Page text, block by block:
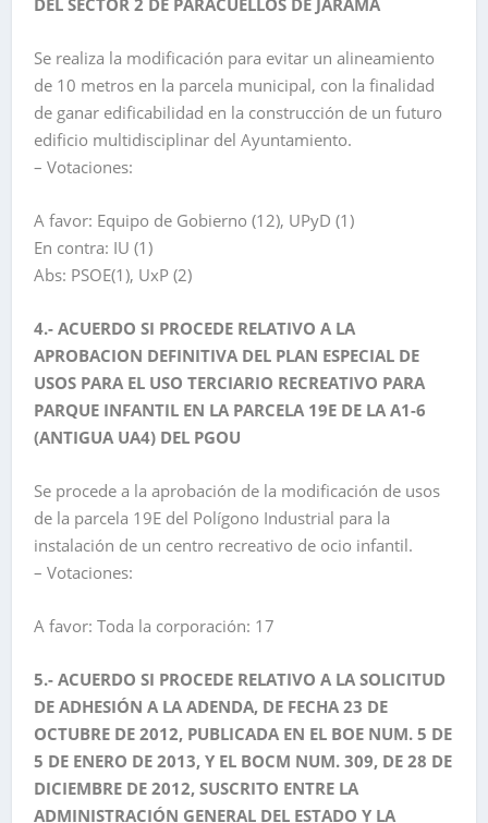
DEL SECTOR 2 DE PARACUELLOS DE JARAMA
Se realiza la modificación para evitar un alineamiento
de 10 metros en la parcela municipal, con la finalidad
de ganar edificabilidad en la construcción de un futuro
edificio multidisciplinar del Ayuntamiento.
– Votaciones:
A favor: Equipo de Gobierno (12), UPyD (1)
En contra: IU (1)
Abs: PSOE(1), UxP (2)
4.- ACUERDO SI PROCEDE RELATIVO A LA
APROBACION DEFINITIVA DEL PLAN ESPECIAL DE
USOS PARA EL USO TERCIARIO RECREATIVO PARA
PARQUE INFANTIL EN LA PARCELA 19E DE LA A1-6
(ANTIGUA UA4) DEL PGOU
Se procede a la aprobación de la modificación de usos
de la parcela 19E del Polígono Industrial para la
instalación de un centro recreativo de ocio infantil.
– Votaciones:
A favor: Toda la corporación: 17
5.- ACUERDO SI PROCEDE RELATIVO A LA SOLICITUD
DE ADHESIÓN A LA ADENDA, DE FECHA 23 DE
OCTUBRE DE 2012, PUBLICADA EN EL BOE NUM. 5 DE
5 DE ENERO DE 2013, Y EL BOCM NUM. 309, DE 28 DE
DICIEMBRE DE 2012, SUSCRITO ENTRE LA
ADMINISTRACIÓN GENERAL DEL ESTADO Y LA